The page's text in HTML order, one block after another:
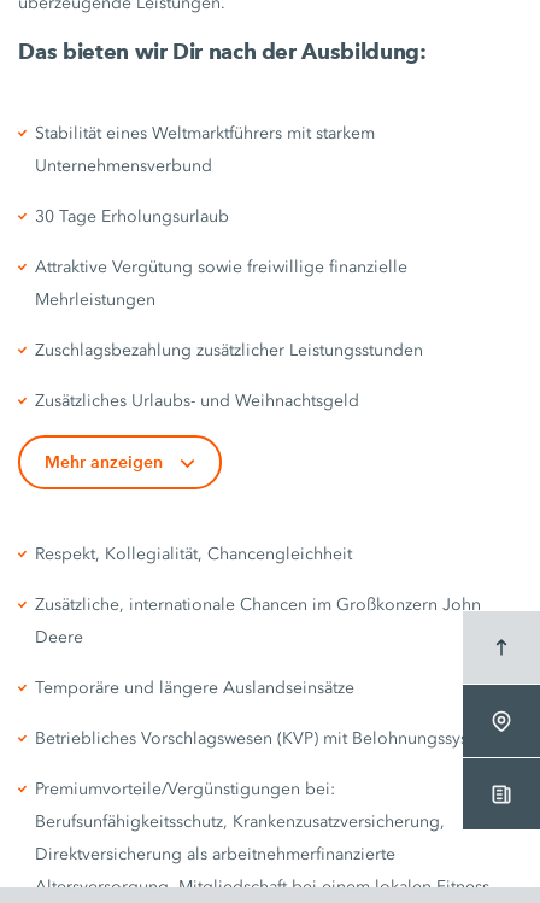
Das bieten wir Dir nach der Ausbildung:
Stabilität eines Weltmarktführers mit starkem
Unternehmensverbund
30 Tage Erholungsurlaub
Attraktive Vergütung sowie freiwillige finanzielle
Mehrleistungen
Zuschlagsbezahlung zusätzlicher Leistungsstunden
Zusätzliches Urlaubs- und Weihnachtsgeld
Mehr anzeigen
Respekt, Kollegialität, Chancengleichheit
Zusätzliche, internationale Chancen im Großkonzern John
Deere
Temporäre und längere Auslandseinsätze
Betriebliches Vorschlagswesen (KVP) mit Belohnungssystem
Premiumvorteile/Vergünstigungen bei:
Berufsunfähigkeitsschutz, Krankenzusatzversicherung,
Direktversicherung als arbeitnehmerfinanzierte
Altersversorgung, Mitgliedschaft bei einem lokalen Fitness-